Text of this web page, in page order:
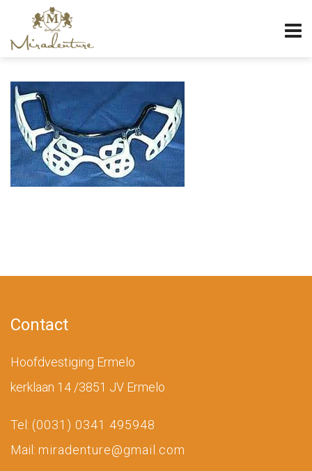
Contact
Hoofdvestiging Ermelo
kerklaan 14 /3851 JV Ermelo
Tel: (0031) 0341 495948
Mail: miradenture@gmail.com